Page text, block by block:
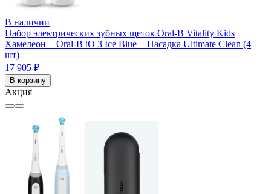
В наличии
Набор электрических зубных щеток Oral-B Vitality Kids
Хамелеон + Oral-B iO 3 Ice Blue + Насадка Ultimate Clean (4
шт)
17 905 ₽
В корзину
Акция